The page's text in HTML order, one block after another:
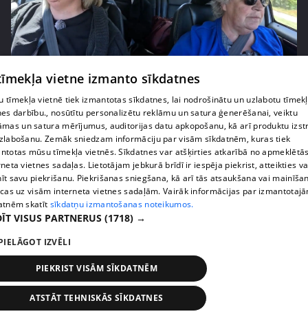
pirms 2 nedēļām, 6 dienām
"Tevi sagaida pārsteigums!" Margarita Kolosova
satraukta par draudzeņu izdomu
71. epizode
pirms 2 nedēļām, 6 dienām
vietne izmanto sīkdatnes
tīmekļa vietnē tiek izmantotas sīkdatnes, lai nodrošinātu un uzlabotu
darbību., nosūtītu personalizētu reklāmu un satura ģenerēšanai, veiktu
un satura mērījumus, auditorijas datu apkopošanu, kā arī produktu
Zemāk sniedzam informāciju par visām sīkdatnēm, kuras tiek
mūsu tīmekļa vietnēs. Sīkdatnes var atšķirties atkarībā no
vietnes sadaļas. Lietotājam jebkurā brīdī ir iespēja piekrist, atteikties
savu piekrišanu. Piekrišanas sniegšana, kā arī tās atsaukšana vai
uz visām interneta vietnes sadaļām. Vairāk informācijas par
skatīt sīkdatņu izmantošanas noteikumos.
VISUS PARTNERUS (1718) →
IZVĒLI
PIEKRIST VISĀM SĪKDATNĒM
ATSTĀT TEHNISKĀS SĪKDATNES